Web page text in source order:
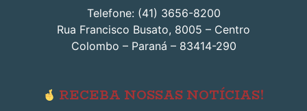
Telefone: (41) 3656-8200
Rua Francisco Busato, 8005 – Centro
Colombo – Paraná – 83414-290
RECEBA NOSSAS NOTÍCIAS!